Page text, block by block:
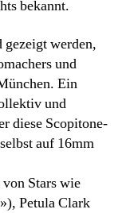
bekannt.
gezeigt werden,
und
Ein
und
diese Scopitone-
auf 16mm
Stars wie
Petula Clark